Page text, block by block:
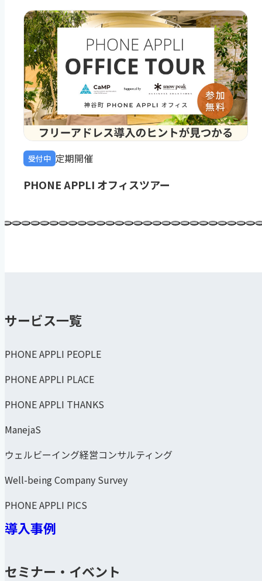
受付中 定期開催
PHONE APPLI オフィスツアー
サービス一覧
PHONE APPLI PEOPLE
PHONE APPLI PLACE
PHONE APPLI THANKS
ManejaS
ウェルビーイング経営コンサルティング
Well-being Company Survey
PHONE APPLI PICS
導入事例
セミナー・イベント